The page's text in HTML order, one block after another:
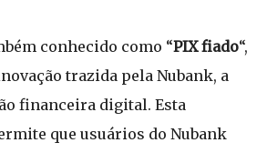
conhecido como “PIX fiado“,
trazida pela Nubank, a
financeira digital. Esta
que usuários do Nubank